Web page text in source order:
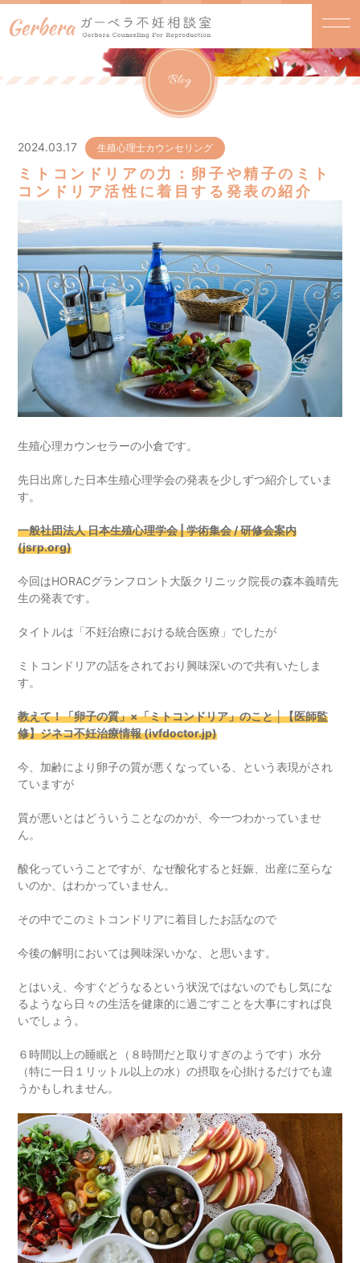
Blog
2024.03.17 生殖心理士カウンセリング
ミトコンドリアの力：卵子や精子のミト
コンドリア活性に着目する発表の紹介
生殖心理カウンセラーの小倉です。
先日出席した日本生殖心理学会の発表を少しずつ紹介していま
す。
一般社団法人 日本生殖心理学会 | 学術集会 / 研修会案内
(jsrp.org)
今回はHORACグランフロント大阪クリニック院長の森本義晴先
生の発表です。
タイトルは「不妊治療における統合医療」でしたが
ミトコンドリアの話をされており興味深いので共有いたしま
す。
教えて！「卵子の質」×「ミトコンドリア」のこと │【医師監
修】ジネコ不妊治療情報 (ivfdoctor.jp)
今、加齢により卵子の質が悪くなっている、という表現がされ
ていますが
質が悪いとはどういうことなのかが、今一つわかっていませ
ん。
酸化っていうことですが、なぜ酸化すると妊娠、出産に至らな
いのか、はわかっていません。
その中でこのミトコンドリアに着目したお話なので
今後の解明においては興味深いかな、と思います。
とはいえ、今すぐどうなるという状況ではないのでもし気にな
るようなら日々の生活を健康的に過ごすことを大事にすれば良
いでしょう。
６時間以上の睡眠と（８時間だと取りすぎのようです）水分
（特に一日１リットル以上の水）の摂取を心掛けるだけでも違
うかもしれません。